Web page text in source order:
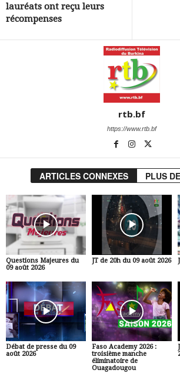
lauréats ont reçu leurs
récompenses
rtb.bf
https://www.rtb.bf
ARTICLES CONNEXES PLUS
Questions Majeures du
09 août 2026
JT de 20h du 09 août 2026
Débat de presse du 09
août 2026
Faso Academy 2026 :
troisième manche
éliminatoire de
Ouagadougou